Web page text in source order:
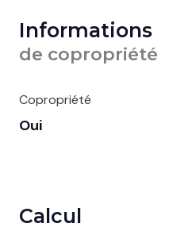
Informations
de copropriété
Copropriété
Oui
Calcul